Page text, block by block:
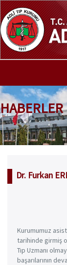
HABERLER
Dr. Furkan
Kurumumuz
tarihinde girmiş
Tıp Uzmanı
başarılarının